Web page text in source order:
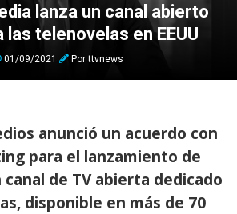
lanza un canal abierto
las telenovelas en EEUU
01/09/2021 Porttvnews
anunció un acuerdo con
para el lanzamiento de
de TV abierta dedicado
disponible en más de 70